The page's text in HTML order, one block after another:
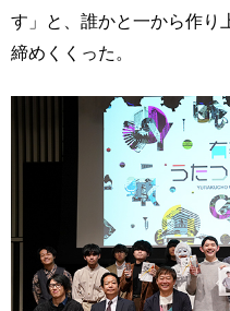
す」と、誰かと一から作り
締めくくった。